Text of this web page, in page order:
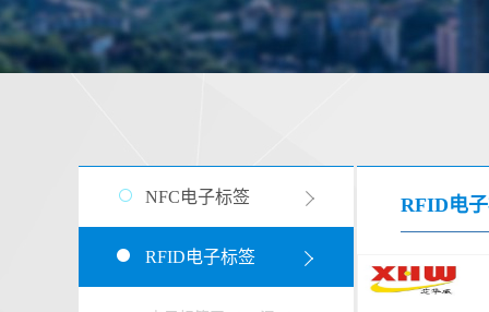
NFC电子标签
RFID电子标签
RFID电